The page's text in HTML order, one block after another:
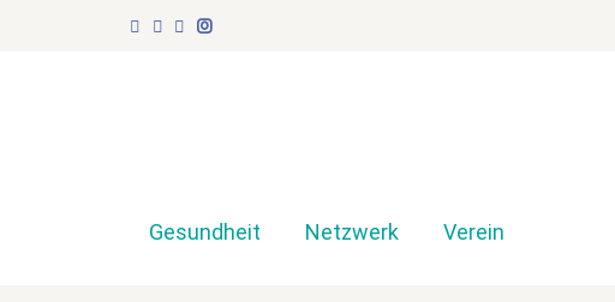
Gesundheit Netzwerk Verein